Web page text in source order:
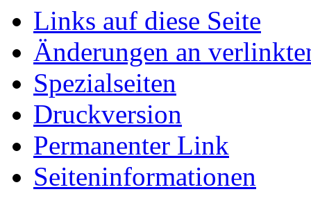
Links auf diese Seite
Änderungen an
Spezialseiten
Druckversion
Permanenter Link
Seiten­­informationen